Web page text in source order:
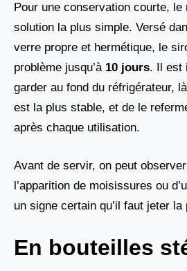
Pour une conservation courte,
solution la plus simple. Versé
verre propre et hermétique, le
problème jusqu’à 10 jours. Il est
garder au fond du réfrigérateur,
est la plus stable, et de le
après chaque utilisation.
Avant de servir, on peut
l’apparition de moisissures ou
un signe certain qu’il faut jeter la
En bouteilles